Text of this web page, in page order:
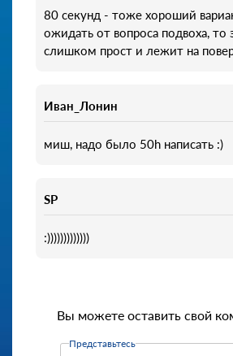
80 секунд - тоже хороший
ожидать от вопроса подвоха, то
слишком прост и лежит на
Иван_Лонин
миш, надо было 50h написать :)
SP
:)))))))))))))
Вы можете оставить свой
Представьтесь